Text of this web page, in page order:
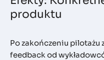
produktu
Po zakończeniu pilotażu
feedback od